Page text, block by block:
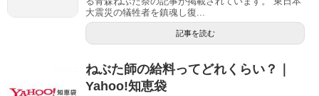
大震災の犠牲者を鎮魂し復...
記事を読む
ねぶた師の給料ってどれくらい？｜
Yahoo!知恵袋